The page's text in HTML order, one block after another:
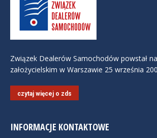
Związek Dealerów Samochodów powstał
założycielskim w Warszawie 25 września
czytaj więcej o zds
INFORMACJE KONTAKTOWE